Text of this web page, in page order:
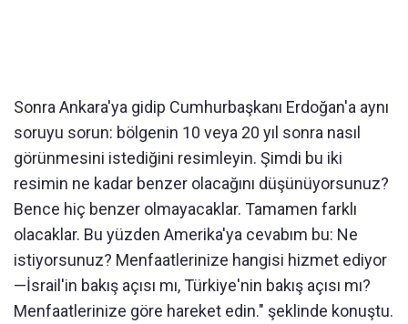
Sonra Ankara'ya gidip Cumhurbaşkanı Erdoğan'a aynı
soruyu sorun: bölgenin 10 veya 20 yıl sonra nasıl
görünmesini istediğini resimleyin. Şimdi bu iki
resimin ne kadar benzer olacağını düşünüyorsunuz?
Bence hiç benzer olmayacaklar. Tamamen farklı
olacaklar. Bu yüzden Amerika'ya cevabım bu: Ne
istiyorsunuz? Menfaatlerinize hangisi hizmet ediyor
—İsrail'in bakış açısı mı, Türkiye'nin bakış açısı mı?
Menfaatlerinize göre hareket edin." şeklinde konuştu.